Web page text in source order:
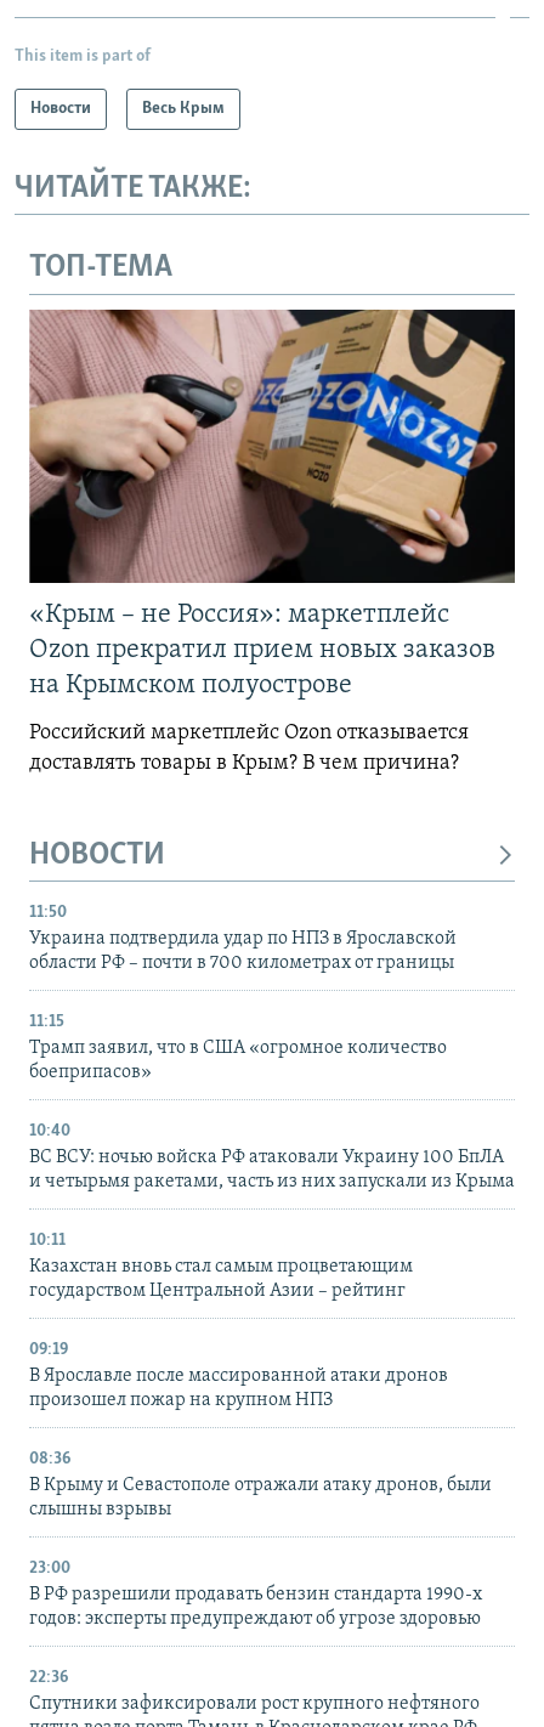
This item is part of
Новости Весь Крым
ЧИТАЙТЕ ТАКЖЕ:
ТОП-ТЕМА
«Крым – не Россия»: маркетплейс
Ozon прекратил прием новых заказов
на Крымском полуострове
Российский маркетплейс Ozon отказывается
доставлять товары в Крым? В чем причина?
НОВОСТИ
11:50
Украина подтвердила удар по НПЗ в Ярославской
области РФ – почти в 700 километрах от границы
11:15
Трамп заявил, что в США «огромное количество
боеприпасов»
10:40
ВС ВСУ: ночью войска РФ атаковали Украину 100 БпЛА
и четырьмя ракетами, часть из них запускали из Крыма
10:11
Казахстан вновь стал самым процветающим
государством Центральной Азии – рейтинг
09:19
В Ярославле после массированной атаки дронов
произошел пожар на крупном НПЗ
08:36
В Крыму и Севастополе отражали атаку дронов, были
слышны взрывы
23:00
В РФ разрешили продавать бензин стандарта 1990-х
годов: эксперты предупреждают об угрозе здоровью
22:36
Спутники зафиксировали рост крупного нефтяного